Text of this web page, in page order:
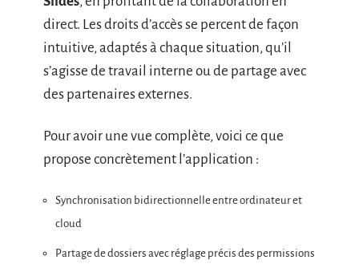
direct. Les droits d’accès se percent de façon
intuitive, adaptés à chaque situation, qu’il
s’agisse de travail interne ou de partage avec
des partenaires externes.
Pour avoir une vue complète, voici ce que
propose concrètement l’application :
Synchronisation bidirectionnelle entre ordinateur et
cloud
Partage de dossiers avec réglage précis des permissions